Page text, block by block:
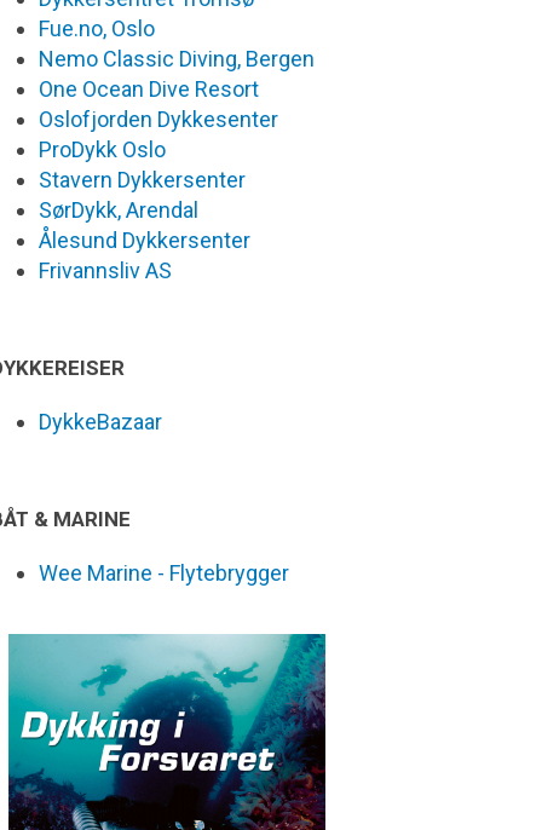
Fue.no, Oslo
Nemo Classic Diving, Bergen
One Ocean Dive Resort
Oslofjorden Dykkesenter
ProDykk Oslo
Stavern Dykkersenter
SørDykk, Arendal
Ålesund Dykkersenter
Frivannsliv AS
DykkeBazaar
& MARINE
Wee Marine - Flytebrygger